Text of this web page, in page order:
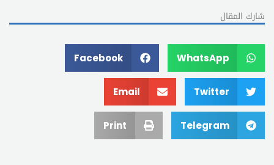
شارك المقال
WhatsApp
Facebook
Twitter
Email
Telegram
Print